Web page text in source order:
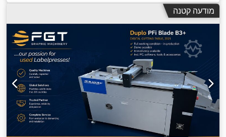
מודעה קטנה